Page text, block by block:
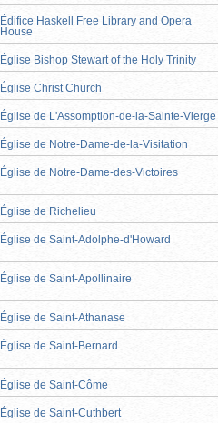
Édifice Haskell Free Library and Opera
House
Église Bishop Stewart of the Holy Trinity
Église Christ Church
Église de L'Assomption-de-la-Sainte-Vierge
Église de Notre-Dame-de-la-Visitation
Église de Notre-Dame-des-Victoires
Église de Richelieu
Église de Saint-Adolphe-d'Howard
Église de Saint-Apollinaire
Église de Saint-Athanase
Église de Saint-Bernard
Église de Saint-Côme
Église de Saint-Cuthbert